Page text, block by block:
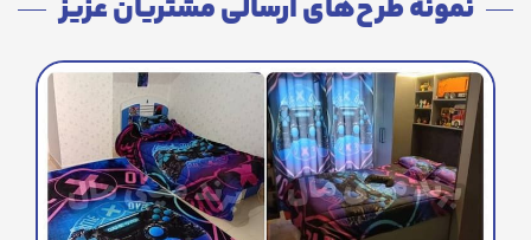
نمونه طرح‌های ارسالی مشتریان عزیز